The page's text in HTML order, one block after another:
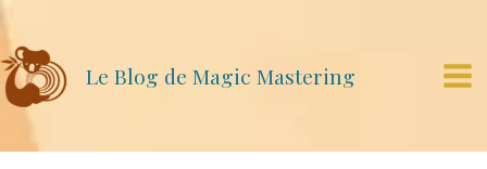
Aller
contenu
Le Blog de Magic Mastering